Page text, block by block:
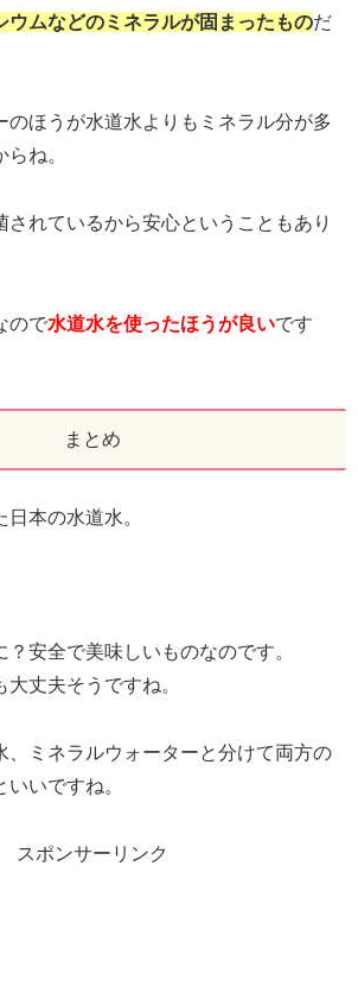
ウムなどのミネラルが固まったものだ
のほうが水道水よりもミネラル分が多
ね。
されているから安心ということもあり
ので水道水を使ったほうが良いです
まとめ
本の水道水。
安全で美味しいものなのです。
丈夫そうですね。
、ミネラルウォーターと分けて両方の
いですね。
スポンサーリンク